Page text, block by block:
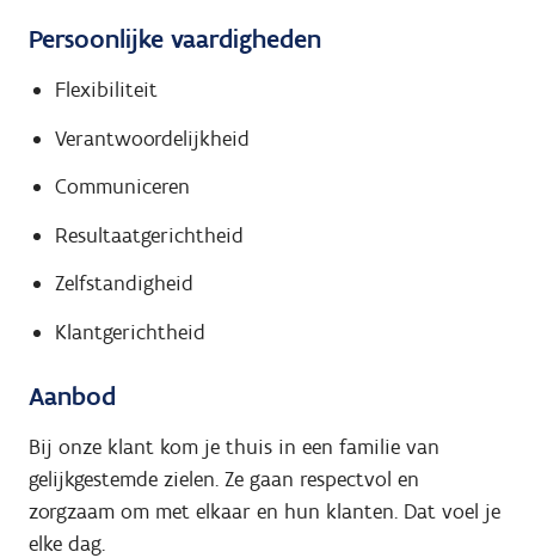
Persoonlijke vaardigheden
Flexibiliteit
Verantwoordelijkheid
Communiceren
Resultaatgerichtheid
Zelfstandigheid
Klantgerichtheid
Aanbod
Bij onze klant kom je thuis in een familie van
gelijkgestemde zielen. Ze gaan respectvol en
zorgzaam om met elkaar en hun klanten. Dat voel je
elke dag.